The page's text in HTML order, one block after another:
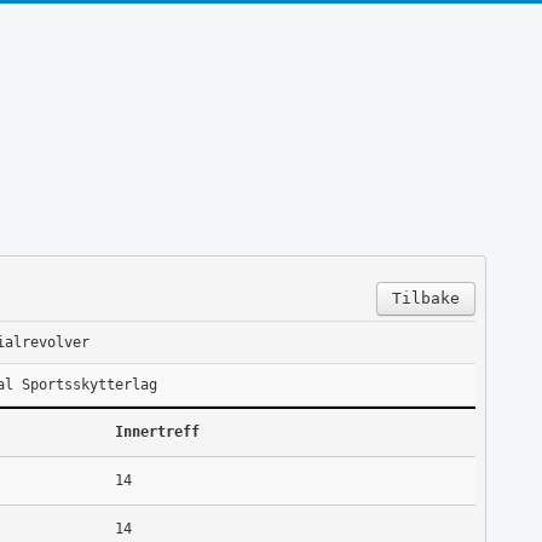
Tilbake
Sportsskytterlag
Innertreff
14
14